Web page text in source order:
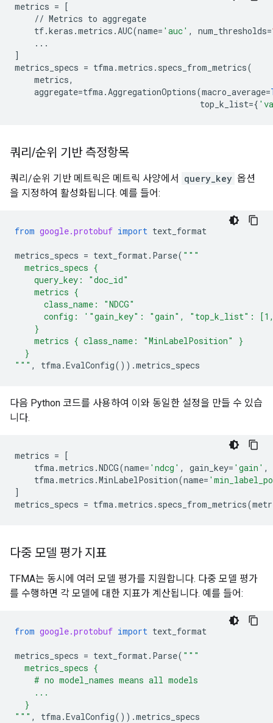
metrics = [
// Metrics to aggregate
tf.keras .metrics .AUC(name= 'auc' , num_thresholds=
...
]
metrics_specs = tfma.metrics . specs_from_metrics(
metrics,
aggregate=tfma.AggregationOptions(macro_average=
top_k_list={
쿼리 /순위 기반 측정항목
쿼리/순위 기반 메트릭은 메트릭 사양에서 query_key 옵션
을 지정하여 활성화됩니다. 예를 들어:
from google.protobuf import text_format
metrics_specs = text_format. Parse( """
  metrics_specs {
    query_key: "doc_id"
    metrics {
      class_name: "NDCG"
config: '"gain_key": "gain", "top_k_list":
    }
    metrics { class_name: "MinLabelPosition" }
  }
""" , tfma.EvalConfig()) .metrics_specs
다음 Python 코드를 사용하여 이와 동일한 설정을 만들 수 있습
니다.
metrics = [
tfma.metrics .NDCG(name= 'ndcg' , gain_key= 'gain' ,
tfma.metrics .MinLabelPosition(name=
]
metrics_specs = tfma.metrics . specs_from_metrics(
다중 모델 평가 지표
TFMA는 동시에 여러 모델 평가를 지원합니다. 다중 모델 평가
를 수행하면 각 모델에 대한 지표가 계산됩니다. 예를 들어:
from google.protobuf import text_format
metrics_specs = text_format. Parse( """
  metrics_specs {
    # no model_names means all models
    ...
  }
""" , tfma.EvalConfig()) .metrics_specs